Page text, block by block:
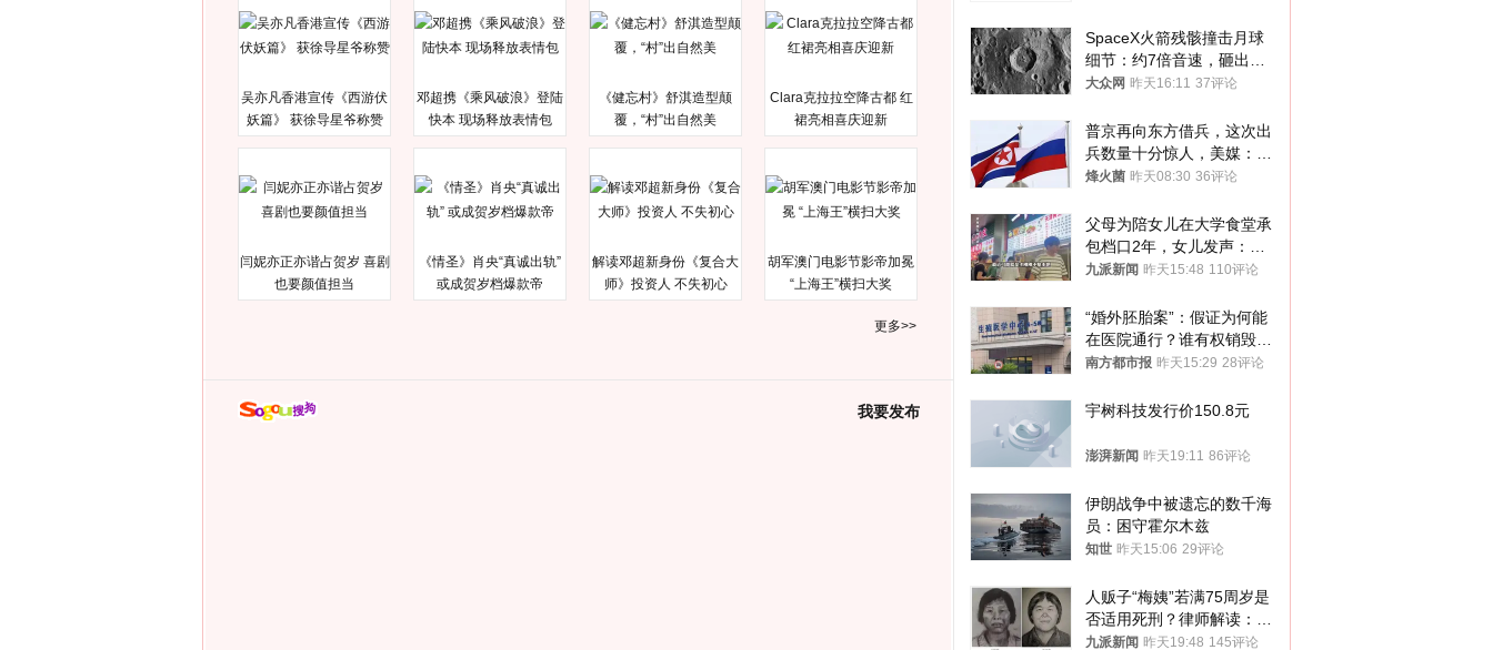
吴亦凡香港宣传《西游伏
妖篇》 获徐导星爷称赞
邓超携《乘风破浪》登陆
快本 现场释放表情包
《健忘村》舒淇造型颠
覆，“村”出自然美
Clara克拉拉空降古都 红
裙亮相喜庆迎新
闫妮亦正亦谐占贺岁 喜剧
也要颜值担当
《情圣》肖央“真诚出轨”
或成贺岁档爆款帝
解读邓超新身份《复合大
师》投资人 不失初心
胡军澳门电影节影帝加冕
“上海王”横扫大奖
更多>>
我要发布
SpaceX火箭残骸撞击月球
细节：约7倍音速，砸出直
径约30米撞击坑
大众网 昨天16:11 37评论
普京再向东方借兵，这次出
兵数量十分惊人，美媒：俄
朝要动真格？
烽火菌 昨天08:30 36评论
父母为陪女儿在大学食堂承
包档口2年，女儿发声：初
衷是为了陪伴，毕业后将不
九派新闻 昨天15:48 110评论
“婚外胚胎案”：假证为何能
在医院通行？谁有权销毁胚
胎？
南方都市报 昨天15:29 28评论
宇树科技发行价150.8元
澎湃新闻 昨天19:11 86评论
伊朗战争中被遗忘的数千海
员：困守霍尔木兹
知世 昨天15:06 29评论
人贩子“梅姨”若满75周岁是
否适用死刑？律师解读：很
大概率不会被判处死刑
九派新闻 昨天19:48 145评论